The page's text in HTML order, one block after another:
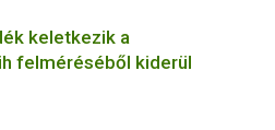
keletkezik a
felméréséből kiderül